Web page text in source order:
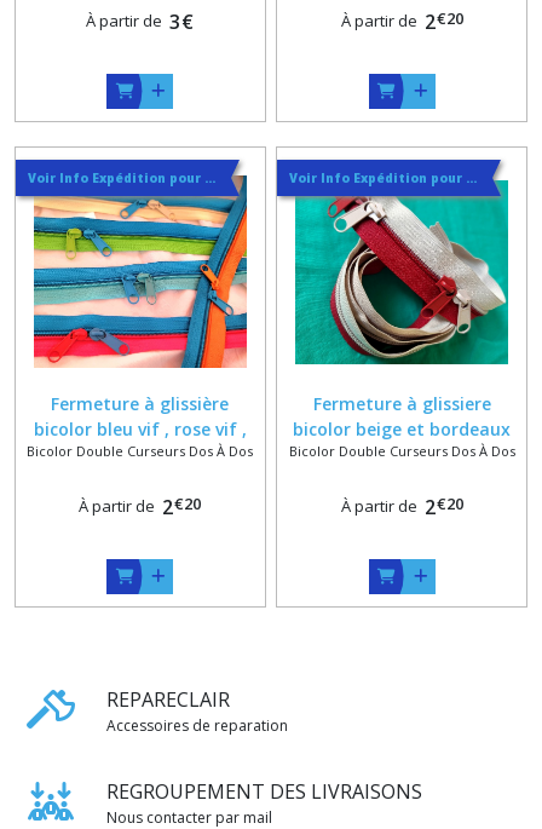
Curseurs Dos à Dos
À partir de 3€ À partir de 2€20
Voir Info Expédition pour Régler les Frais de Port au Meilleur Prix , En haut d'ecran à Droite
Fermeture à glissière
bicolor bleu vif , rose vif ,
orange , turquoise , zip fini
Bicolor Double Curseurs Dos À Dos
À partir de 2€20
Voir Info Expédition pour Régler les Frais de Port au Meilleur Prix , En haut d'ecran à Droite
Fermeture à glissiere
bicolor beige et bordeaux
par zip ou au mètre
Bicolor Double Curseurs Dos À Dos
À partir de 2€20
REPARECLAIR
Accessoires de reparation
REGROUPEMENT DES LIVRAISONS
Nous contacter par mail